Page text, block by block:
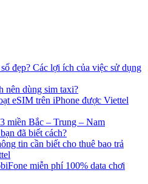
đẹp? Các lợi ích của việc sử dụng
nên dùng sim taxi?
eSIM trên iPhone được Viettel
miền Bắc – Trung – Nam
đã biết cách?
tin cần biết cho thuê bao trả
miễn phí 100% data chơi